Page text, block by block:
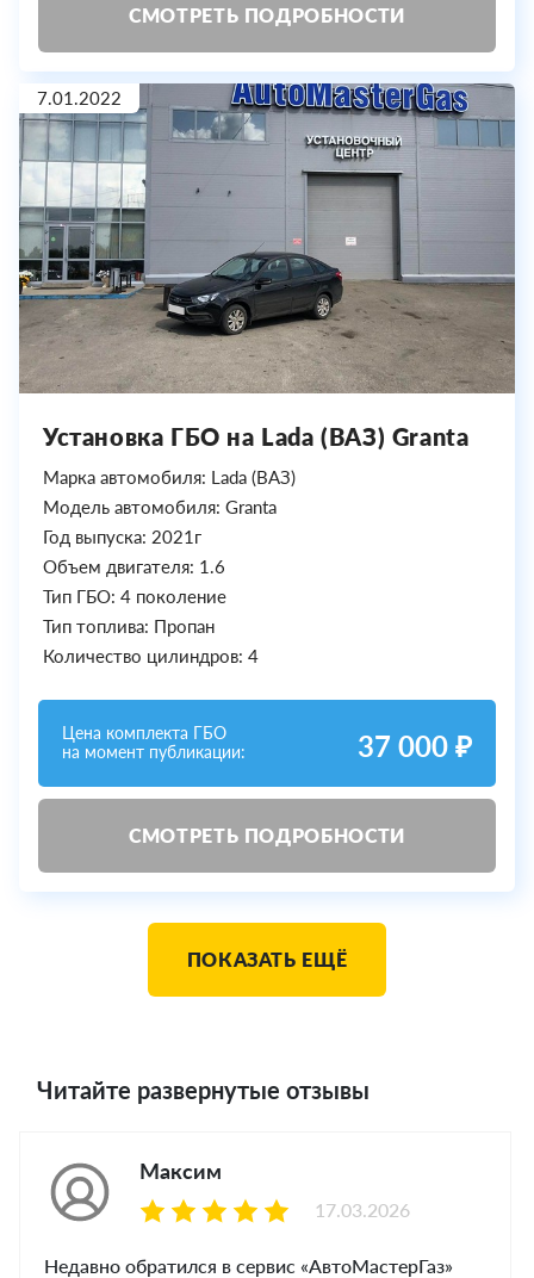
СМОТРЕТЬ ПОДРОБНОСТИ
7.01.2022
Установка ГБО на Lada (ВАЗ) Granta
Марка автомобиля: Lada (ВАЗ)
Модель автомобиля: Granta
Год выпуска: 2021г
Объем двигателя: 1.6
Тип ГБО: 4 поколение
Тип топлива: Пропан
Количество цилиндров: 4
Цена комплекта ГБО
на момент публикации:
37 000 ₽
СМОТРЕТЬ ПОДРОБНОСТИ
ПОКАЗАТЬ ЕЩЁ
Читайте развернутые отзывы
Максим
Недавно обратился в сервис «АвтоМастерГаз»
17.03.2026